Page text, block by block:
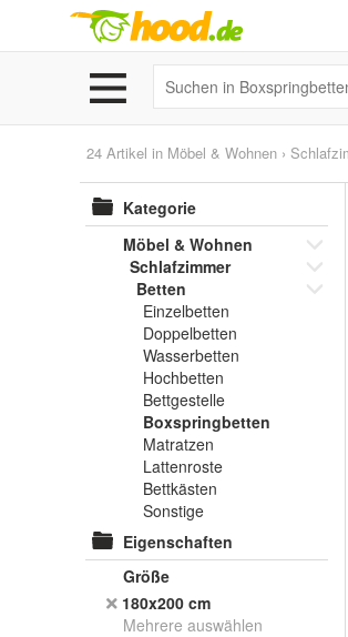
24 Artikel in Möbel & Wohnen ›
Kategorie
Möbel & Wohnen
Schlafzimmer
Betten
Einzelbetten
Doppelbetten
Wasserbetten
Hochbetten
Bettgestelle
Boxspringbetten
Matratzen
Lattenroste
Bettkästen
Sonstige
Eigenschaften
Größe
180x200 cm
Mehrere auswählen